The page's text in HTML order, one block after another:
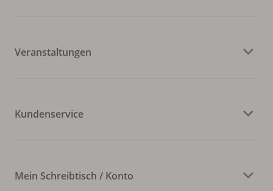
Veranstaltungen
Kundenservice
Mein Schreibtisch / Konto